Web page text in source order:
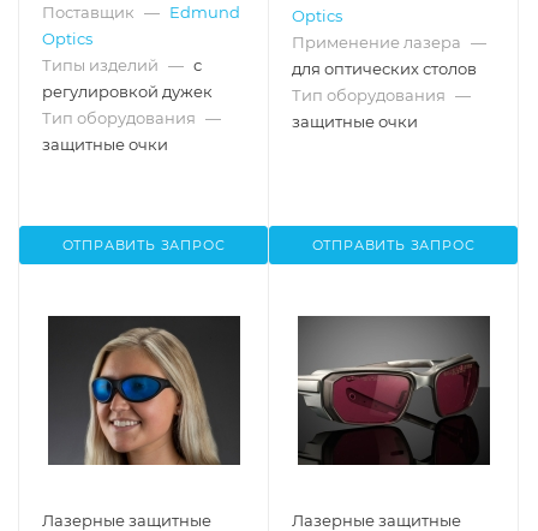
Поставщик — Edmund
Optics
Типы изделий — с
регулировкой дужек
Тип оборудования —
защитные очки
ОТПРАВИТЬ ЗАПРОС
Optics
Применение лазера —
для оптических столов
Тип оборудования —
защитные очки
ОТПРАВИТЬ ЗАПРОС
Лазерные защитные
Лазерные защитные